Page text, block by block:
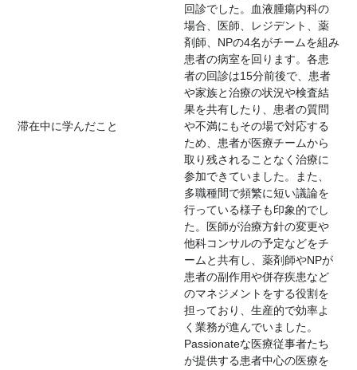
滞在中に学んだこと
回診でした。血液腫瘍内科の
場合、医師、レジデント、薬
剤師、NPの4名がチームを組み
患者の病室を回ります。各患
者の回診は15分前後で、患者
や家族と治療の状況や検査結
果を共有したり、患者の質問
や不満にもその場で対応する
ため、患者が医療チームから
取り残されることなく治療に
参加できていました。また、
多職種間で頻繁に短い議論を
行っている様子も印象的でし
た。医師が治療方針の変更や
他科コンサルの予定などをチ
ームと共有し、薬剤師やNPが
患者の副作用や併存疾患など
のマネジメントをする役割を
担っており、生産的で効率よ
く業務が進んでいました。
Passionateな医療従事者たち
が提供する患者中心の医療を